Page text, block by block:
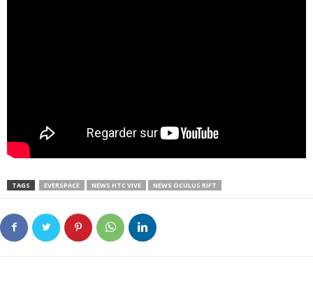
TAGS EVERSPACE NEWS HTC VIVE NEWS OCULUS RIFT